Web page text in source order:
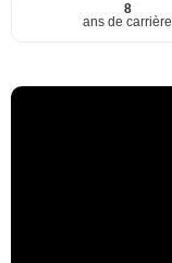
8
ans de carrière